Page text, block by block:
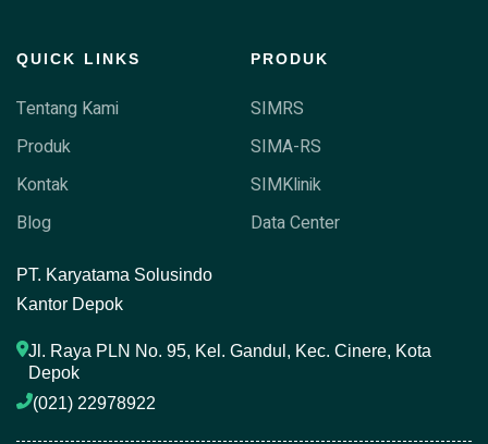
QUICK LINKS
Tentang Kami
Produk
Kontak
Blog
PRODUK
SIMRS
SIMA-RS
SIMKlinik
Data Center
PT. Karyatama Solusindo
Kantor Depok
Jl. Raya PLN No. 95, Kel. Gandul, Kec. Cinere, Kota
Depok
(021) 22978922